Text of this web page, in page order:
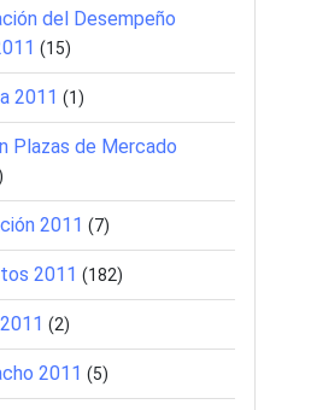
del Desempeño
(15)
2011 (1)
Plazas de Mercado
2011 (7)
2011 (182)
(2)
2011 (5)